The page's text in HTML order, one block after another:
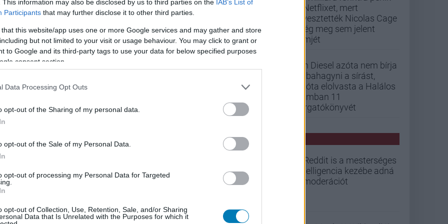
This information may also be disclosed by us to third parties on the IAB’s List of
Participants that may further disclose it to other third parties.
that this website/app uses one or more Google services and may gather and store
but not limited to your visit or usage behaviour. You may click to grant or
to Google and its third-party tags to use your data for below specified purposes
consent section.
Data Processing Opt Outs
opt-out of the Sharing of my personal data.
opt-out of the Sale of my Personal Data.
opt-out of processing my Personal Data for Targeted
opt-out of Collection, Use, Retention, Sale, and/or Sharing
Data that Is Unrelated with the Purposes for which it
az Invincible VS harcosaihoz, amint kiheverem az
rám egy kis Devil May Cry darálás is, kizárólag
kínoz engem legbelül, aminek hatására akár úgy is
módjára fuzionálok az ággyal. De én mindig azt
tehát arra az esetre, HA mégsem visz el a
fránya '16-os Doomot. Hála az égnek bár aprócska
csak-csak sikerült legalább a pokol izzasztó
a keresett ereklyét. Visszajutva a Marsra már
maradékát eltüsszentsem az útból, hogy végül
t és hogy felfedjem, hogy ki (vagy mi) is az
8 lába van, de nem két szék.
kiruccanás viszi el az egyik cimborámmal (és bár
Eurovízió-döntő miatt megyünk), szóval
viszont már mindenképp szeretnék kontrollert
kipörgetése után ugyanis még bőven maradt
a Netflixet, mert
elvesztették Nicolas Cage
még meg sem jelent
filmjét
Vin Diesel azóta nem bírja
abbahagyni a sírást,
mióta elolvasta a Halálos
iramban 11
forgatókönyvét
PCW HÍREK
A Reddit is a mesterséges
intelligencia kezébe adná
a moderációt